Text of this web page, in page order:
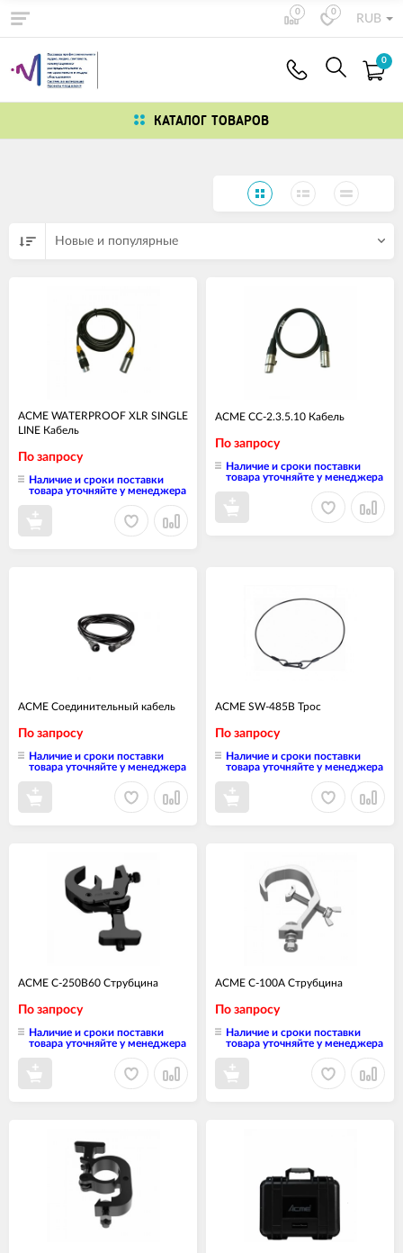
0 0
RUB
0
КАТАЛОГ ТОВАРОВ
Новые и популярные
ACME WATERPROOF XLR SINGLE
LINE Кабель
По запросу
Наличие и сроки поставки
товара уточняйте у менеджера
ACME CC-2.3.5.10 Кабель
По запросу
Наличие и сроки поставки
товара уточняйте у менеджера
ACME Соединительный кабель
По запросу
Наличие и сроки поставки
товара уточняйте у менеджера
ACME SW-485B Трос
По запросу
Наличие и сроки поставки
товара уточняйте у менеджера
ACME C-250B60 Струбцина
По запросу
Наличие и сроки поставки
товара уточняйте у менеджера
ACME C-100A Струбцина
По запросу
Наличие и сроки поставки
товара уточняйте у менеджера